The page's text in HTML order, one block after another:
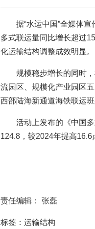
据“水运中国”全媒体
多式联运量同比增长超过
化运输结构调整成效明显。
规模稳步增长的同时
流园区、规模化产业园区
西部陆海新通道海铁联运
活动上发布的《中国
124.8，较2024年提高16.6
责任编辑： 张磊
标签：运输结构